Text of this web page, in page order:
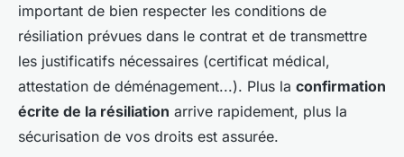
important de bien respecter les conditions de
résiliation prévues dans le contrat et de transmettre
les justificatifs nécessaires (certificat médical,
attestation de déménagement...). Plus la confirmation
écrite de la résiliation arrive rapidement, plus la
sécurisation de vos droits est assurée.